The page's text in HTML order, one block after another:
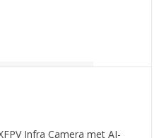
Infra Camera met AI-